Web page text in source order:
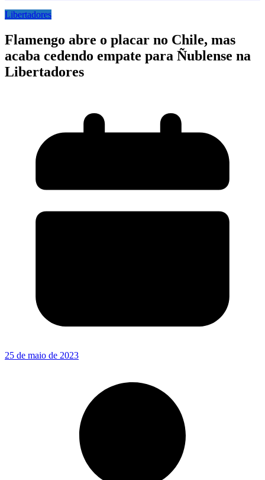
Libertadores
Flamengo abre o placar no Chile, mas
acaba cedendo empate para Ñublense na
Libertadores
25 de maio de 2023